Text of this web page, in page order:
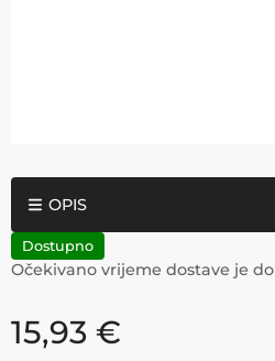
OPIS
Dostupno
Očekivano vrijeme dostave je do
15,93 €